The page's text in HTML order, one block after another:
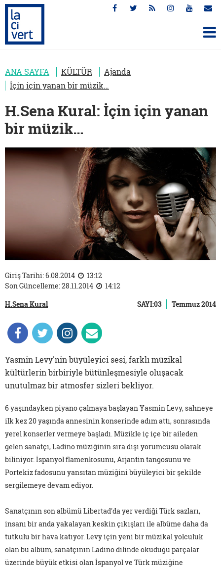
ANA SAYFA KÜLTÜR
Ajanda
İçin için yanan bir müzik…
H.Sena Kural: İçin için yanan
bir müzik…
Giriş Tarihi: 6.08.2014
13:12
Son Güncelleme: 28.11.2014
14:12
H.Sena Kural
SAYI:03 Temmuz 2014
Yasmin Levy'nin büyüleyici sesi, farklı müzikal
kültürlerin birbiriyle bütünleşmesiyle oluşacak
unutulmaz bir atmosfer sizleri bekliyor.
6 yaşındayken piyano çalmaya başlayan Yasmin Levy, sahneye
ilk kez 20 yaşında annesinin konserinde adım attı, sonrasında
yerel konserler vermeye başladı. Müzikle iç içe bir aileden
gelen sanatçı, Ladino müziğinin sıra dışı yorumcusu olarak
biliniyor. İspanyol flamenkosunu, Arjantin tangosunu ve
Portekiz fadosunu yansıtan müziğini büyüleyici bir şekilde
sergilemeye devam ediyor.
Sanatçının son albümü Libertad'da yer verdiği Türk sazları,
insanı bir anda yakalayan keskin çıkışları ile albüme daha da
tutkulu bir hava katıyor. Levy için yeni bir müzikal yolculuk
olan bu albüm, sanatçının Ladino dilinde okuduğu parçalar
üzerinde büyük etkisi olan İspanyol ve Türk müziğine